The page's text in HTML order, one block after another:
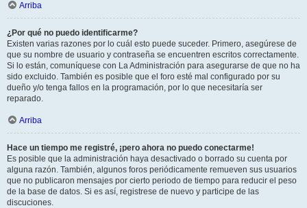
Arriba
¿Por qué no puedo identificarme?
Existen varias razones por lo cuál esto puede suceder. Primero, asegúrese de
que su nombre de usuario y contraseña se encuentren escritos correctamente.
Si lo están, comuníquese con La Administración para asegurarse de que no ha
sido excluido. También es posible que el foro esté mal configurado por su
dueño y/o tenga fallos en la programación, por lo que necesitaría ser
reparado.
Arriba
Hace un tiempo me registré, ¡pero ahora no puedo conectarme!
Es posible que la administración haya desactivado o borrado su cuenta por
alguna razón. También, algunos foros periódicamente remueven sus usuarios
que no publicaron mensajes por cierto periodo de tiempo para reducir el peso
de la base de datos. Si es así, registrese de nuevo y participe de las
discuciones.